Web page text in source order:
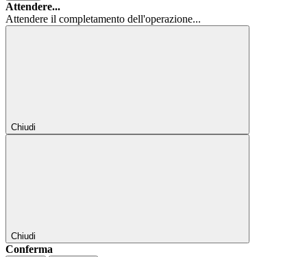
Attendere...
Attendere il completamento dell'operazione...
Chiudi
Chiudi
Conferma